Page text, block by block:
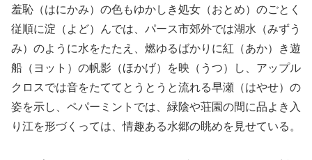
羞恥（はにかみ）の色もゆかしき処女（おとめ）のごとく
従順に淀（よど）んでは、パース市郊外では湖水（みずう
み）のように水をたたえ、燃ゆるばかりに紅（あか）き遊
船（ヨット）の帆影（ほかげ）を映（うつ）し、アップル
クロスでは音をたててとうとうと流れる早瀬（はやせ）の
姿を示し、ペパーミントでは、緑陰や荘園の間に品よき入
り江を形づくっては、情趣ある水郷の眺めを見せている。